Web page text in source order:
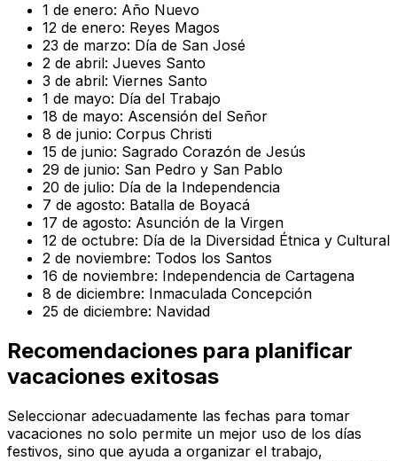
1 de enero: Año Nuevo
12 de enero: Reyes Magos
23 de marzo: Día de San José
2 de abril: Jueves Santo
3 de abril: Viernes Santo
1 de mayo: Día del Trabajo
18 de mayo: Ascensión del Señor
8 de junio: Corpus Christi
15 de junio: Sagrado Corazón de Jesús
29 de junio: San Pedro y San Pablo
20 de julio: Día de la Independencia
7 de agosto: Batalla de Boyacá
17 de agosto: Asunción de la Virgen
12 de octubre: Día de la Diversidad Étnica y Cultural
2 de noviembre: Todos los Santos
16 de noviembre: Independencia de Cartagena
8 de diciembre: Inmaculada Concepción
25 de diciembre: Navidad
Recomendaciones para planificar
vacaciones exitosas
Seleccionar adecuadamente las fechas para tomar
vacaciones no solo permite un mejor uso de los días
festivos, sino que ayuda a organizar el trabajo,